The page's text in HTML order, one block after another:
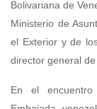
Bolivariana de
Ministerio de
el Exterior y de
director general de
En el